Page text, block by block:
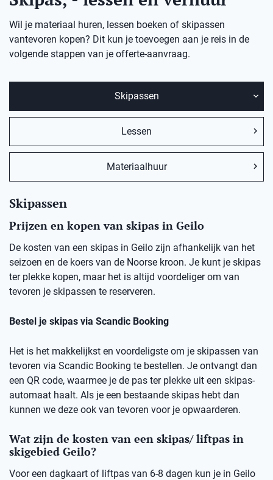
Wil je materiaal huren, lessen boeken of skipassen
vantevoren kopen? Dit kun je toevoegen aan je reis in de
volgende stappen van je offerte-aanvraag.
Skipassen
Lessen
Materiaalhuur
Skipassen
Prijzen en kopen van skipas in Geilo
De kosten van een skipas in Geilo zijn afhankelijk van het
seizoen en de koers van de Noorse kroon. Je kunt je skipas
ter plekke kopen, maar het is altijd voordeliger om van
tevoren je skipassen te reserveren.
Bestel je skipas via Scandic Booking
Het is het makkelijkst en voordeligste om je skipassen van
tevoren via Scandic Booking te bestellen. Je ontvangt dan
een QR code, waarmee je de pas ter plekke uit een skipas-
automaat haalt. Als je een bestaande skipas hebt dan
kunnen we deze ook van tevoren voor je opwaarderen.
Wat zijn de kosten van een skipas/ liftpas in
skigebied Geilo?
Voor een dagkaart of liftpas van 6-8 dagen kun je in Geilo